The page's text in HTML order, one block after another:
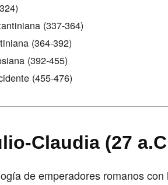
(337-364)
(364-392)
(392-455)
(455-476)
Claudia (27
de emperadores romanos